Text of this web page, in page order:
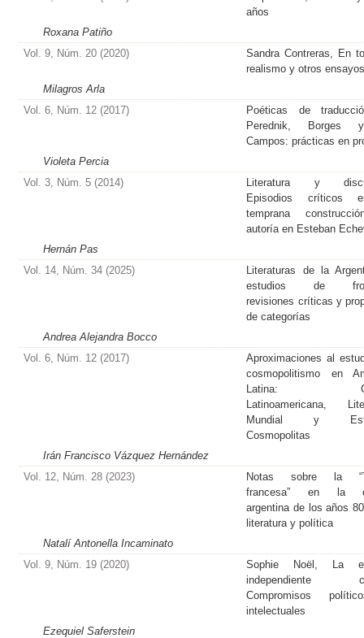
años
Roxana Patiño
Vol. 9, Núm. 20 (2020)
Sandra Contreras, En
realismo y otros
Milagros Arla
Vol. 6, Núm. 12 (2017)
Poéticas de
Perednik, Borges
Campos: prácticas en
Violeta Percia
Vol. 3, Núm. 5 (2014)
Literatura y
Episodios críticos
temprana
autoría en Esteban
Hernán Pas
Vol. 14, Núm. 34 (2025)
Literaturas de la
estudios de
revisiones críticas y
de categorías
Andrea Alejandra Bocco
Vol. 6, Núm. 12 (2017)
Aproximaciones al
cosmopolitismo en
Latina:
Latinoamericana,
Mundial y
Cosmopolitas
Irán Francisco Vázquez Hernández
Vol. 12, Núm. 28 (2023)
Notas sobre la
francesa” en la
argentina de los años
literatura y política
Natalí Antonella Incaminato
Vol. 9, Núm. 19 (2020)
Sophie Noël, La
independiente
Compromisos
intelectuales
Ezequiel Saferstein